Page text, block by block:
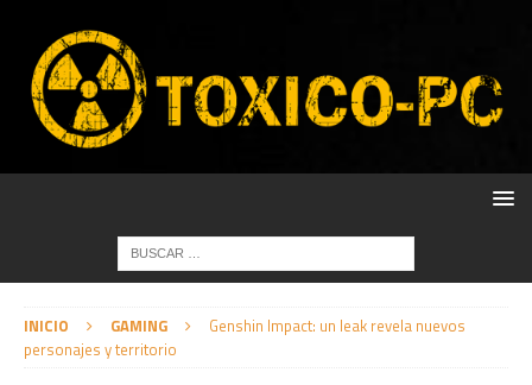
INICIO GAMING
Genshin Impact: un leak revela nuevos
personajes y territorio